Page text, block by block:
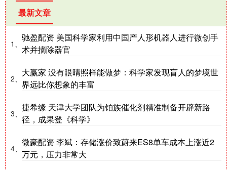
最新文章
1、
驰盈配资 美国科学家利用中国产人形机器人进行微创手
术并摘除器官
2、
大赢家 没有眼睛照样能做梦：科学家发现盲人的梦境世
界远比你想象的丰富
3、
捷希缘 天津大学团队为铂族催化剂精准制备开辟新路
径，成果登《科学》
4、
微豪配资 李斌：存储涨价致蔚来ES8单车成本上涨近2
万元，压力非常大